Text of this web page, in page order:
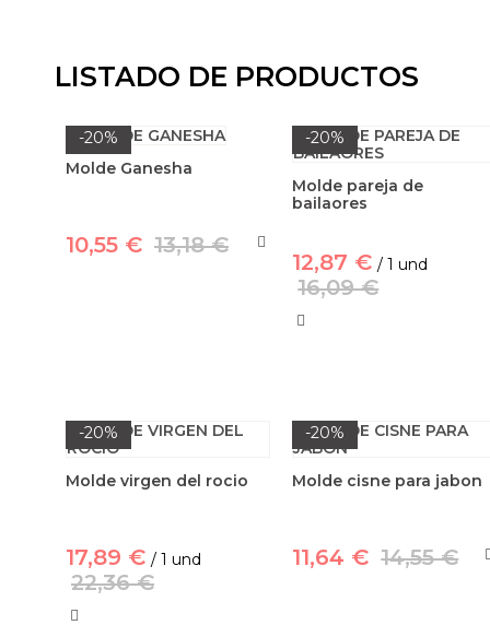
LISTADO DE PRODUCTOS
-20%
Molde Ganesha
10,55 € 13,18 €
-20%
Molde pareja de
bailaores
12,87 € / 1 und
16,09 €
-20%
Molde virgen del rocio
17,89 € / 1 und
22,36 €
-20%
Molde cisne para jabon
11,64 € 14,55 €